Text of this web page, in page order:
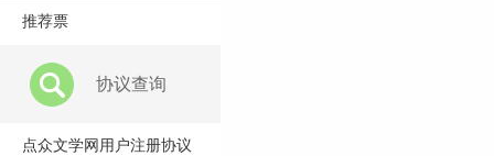
推荐票
协议查询
点众文学网用户注册协议